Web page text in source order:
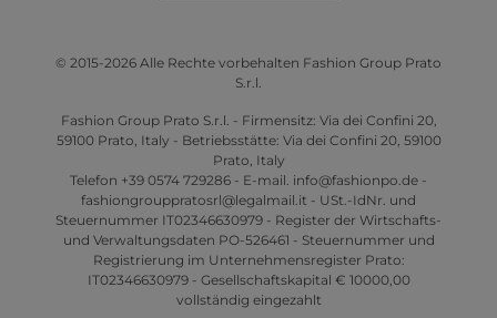
© 2015-2026 Alle Rechte vorbehalten Fashion Group Prato
S.r.l.
Fashion Group Prato S.r.l. - Firmensitz: Via dei Confini 20,
59100 Prato, Italy - Betriebsstätte: Via dei Confini 20, 59100
Prato, Italy
Telefon +39 0574 729286 - E-mail. info@fashionpo.de -
fashiongrouppratosrl@legalmail.it - USt.-IdNr. und
Steuernummer IT02346630979 - Register der Wirtschafts-
und Verwaltungsdaten PO-526461 - Steuernummer und
Registrierung im Unternehmensregister Prato:
IT02346630979 - Gesellschaftskapital € 10000,00
vollständig eingezahlt